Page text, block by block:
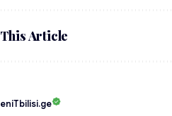
Article